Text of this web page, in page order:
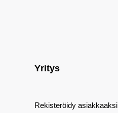
Yritys
Rekisteröidy asiakkaaksi